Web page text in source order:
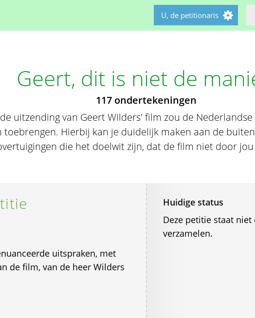
U, de petitionaris
Geert, dit is niet de
117 ondertekeningen
uitzending van Geert Wilders' film zou de
toebrengen. Hierbij kan je duidelijk maken aan de
die het doelwit zijn, dat de film niet door
uitspraken, met
de film, van de heer Wilders
Huidige status
Deze petitie staat
verzamelen.